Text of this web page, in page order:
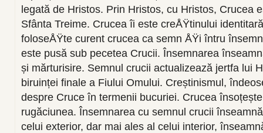
legată de Hristos. Prin Hristos, cu Hristos, Crucea
Sfânta Treime. Crucea îi este creÅŸtinului
foloseÅŸte curent crucea ca semn ÅŸi întru
este pusă sub pecetea Crucii. Însemnarea
și mărturisire. Semnul crucii actualizează jertfa lui
biruinței finale a Fiului Omului. Creștinismul,
despre Cruce în termenii bucuriei. Crucea
rugăciunea. Însemnarea cu semnul crucii
celui exterior, dar mai ales al celui interior,